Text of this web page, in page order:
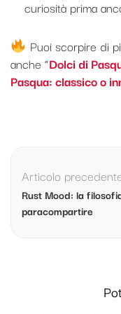
curiosità prima
Puoi scorpire di
anche “Dolci di
Pasqua: classico o
articolo
Articolo
Rust Mood: la
paracompartire